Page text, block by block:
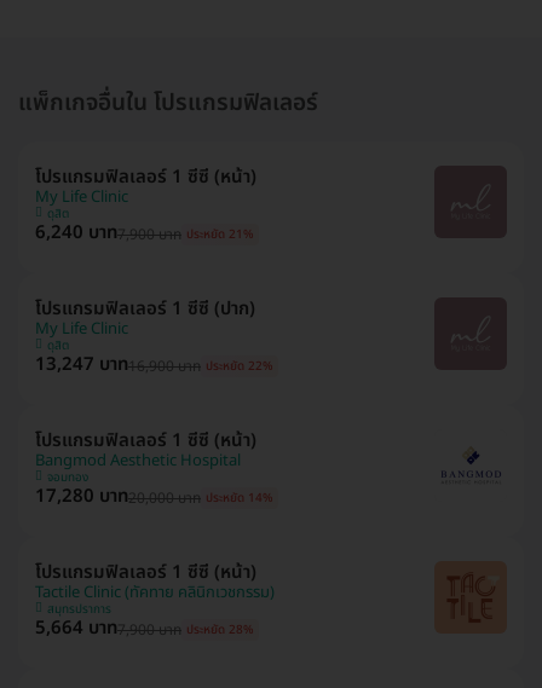
แพ็กเกจอื่นใน โปรแกรมฟิลเลอร์
โปรแกรมฟิลเลอร์ 1 ซีซี (หน้า)
My Life Clinic
ดุสิต
6,240 บาท7,900 บาท ประหยัด 21%
โปรแกรมฟิลเลอร์ 1 ซีซี (ปาก)
My Life Clinic
ดุสิต
13,247 บาท16,900 บาท ประหยัด 22%
โปรแกรมฟิลเลอร์ 1 ซีซี (หน้า)
Bangmod Aesthetic Hospital
จอมทอง
17,280 บาท20,000 บาท ประหยัด 14%
โปรแกรมฟิลเลอร์ 1 ซีซี (หน้า)
Tactile Clinic (ทัคทาย คลินิกเวชกรรม)
สมุทรปราการ
5,664 บาท7,900 บาท ประหยัด 28%